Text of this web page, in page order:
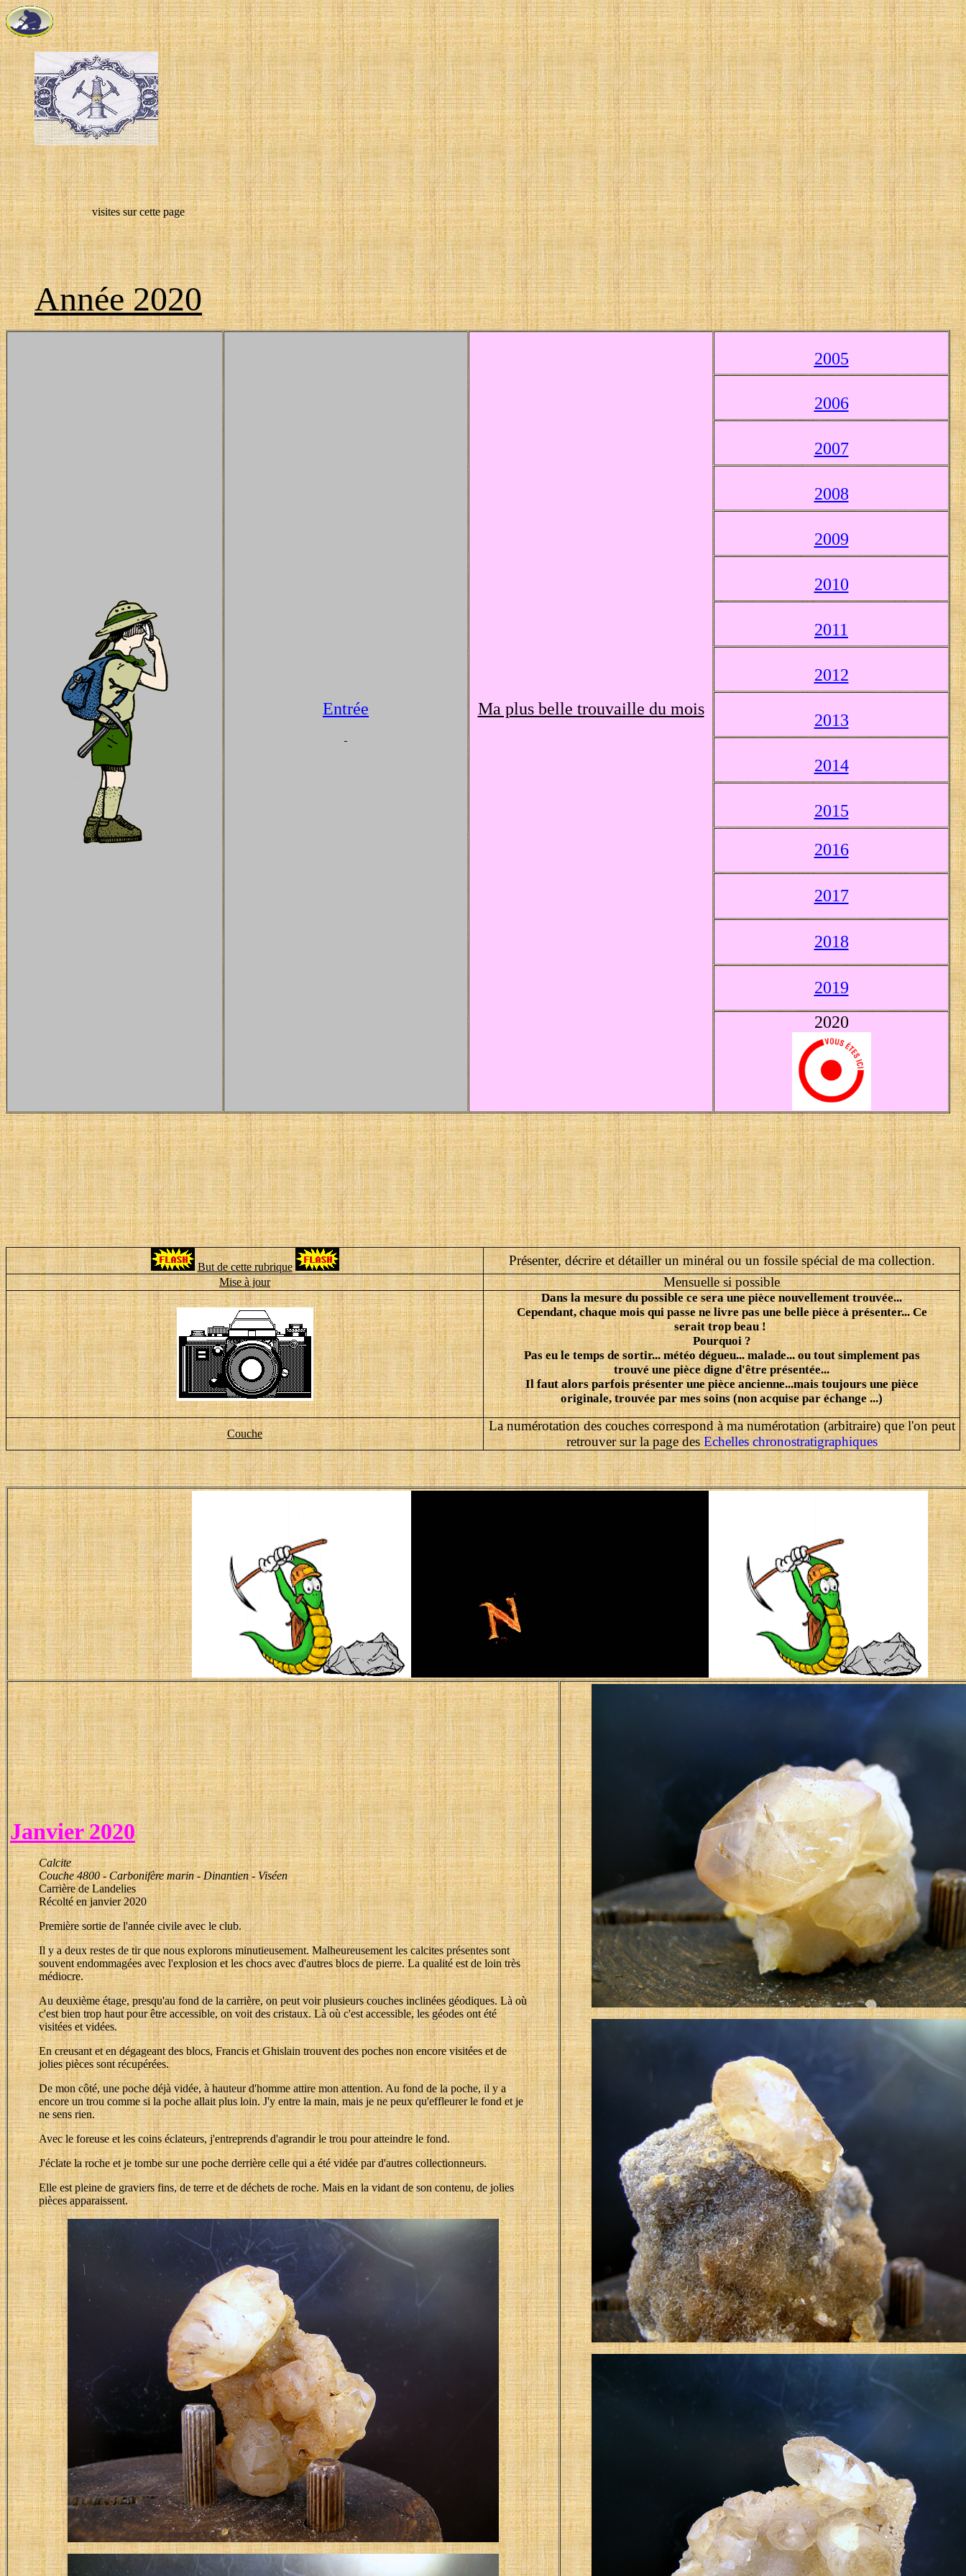
visites sur cette page
Année 2020
Entrée Ma plus belle trouvaille du mois
2005
2006
2007
2008
2009
2010
2011
2012
2013
2014
2015
2016
2017
2018
2019
2020
But de cette rubrique Présenter, décrire et détailler un minéral ou un fossile spécial de ma collection.
Mise à jour Mensuelle si possible
Dans la mesure du possible ce sera une pièce nouvellement trouvée...
Cependant, chaque mois qui passe ne livre pas une belle pièce à présenter... Ce
serait trop beau !
Pourquoi ?
Pas eu le temps de sortir... météo dégueu... malade... ou tout simplement pas
trouvé une pièce digne d'être présentée...
Il faut alors parfois présenter une pièce ancienne...mais toujours une pièce
originale, trouvée par mes soins (non acquise par échange ...)
Couche
La numérotation des couches correspond à ma numérotation (arbitraire) que l'on peut
retrouver sur la page des Echelles chronostratigraphiques
Janvier 2020
Calcite
Couche 4800 - Carbonifère marin - Dinantien - Viséen
Carrière de Landelies
Récolté en janvier 2020
Première sortie de l'année civile avec le club.
Il y a deux restes de tir que nous explorons minutieusement. Malheureusement les calcites présentes sont
souvent endommagées avec l'explosion et les chocs avec d'autres blocs de pierre. La qualité est de loin très
médiocre.
Au deuxième étage, presqu'au fond de la carrière, on peut voir plusieurs couches inclinées géodiques. Là où
c'est bien trop haut pour être accessible, on voit des cristaux. Là où c'est accessible, les géodes ont été
visitées et vidées.
En creusant et en dégageant des blocs, Francis et Ghislain trouvent des poches non encore visitées et de
jolies pièces sont récupérées.
De mon côté, une poche déjà vidée, à hauteur d'homme attire mon attention. Au fond de la poche, il y a
encore un trou comme si la poche allait plus loin. J'y entre la main, mais je ne peux qu'effleurer le fond et je
ne sens rien.
Avec le foreuse et les coins éclateurs, j'entreprends d'agrandir le trou pour atteindre le fond.
J'éclate la roche et je tombe sur une poche derrière celle qui a été vidée par d'autres collectionneurs.
Elle est pleine de graviers fins, de terre et de déchets de roche. Mais en la vidant de son contenu, de jolies
pièces apparaissent.